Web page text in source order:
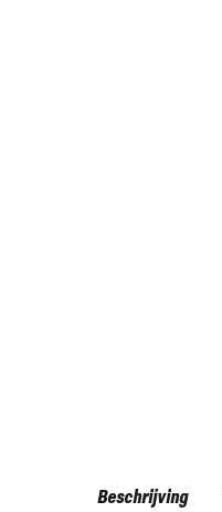
Beschrijving